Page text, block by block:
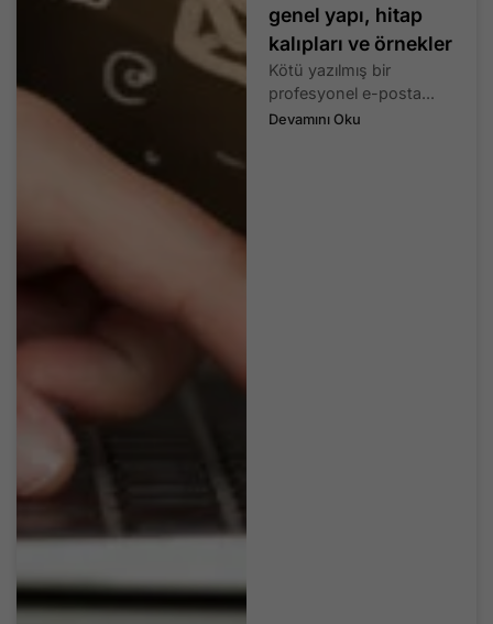
genel yapı, hitap
kalıpları ve örnekler
Kötü yazılmış bir
profesyonel e-posta...
Devamını Oku